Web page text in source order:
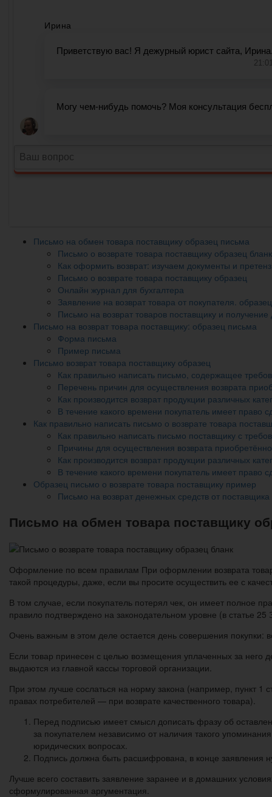
Письмо на обмен товара поставщику образец письма
Письмо о возврате товара поставщику образец бланк
Как оформить возврат: изучаем документы и
Письмо о возврате товара поставщику образец
Онлайн журнал для бухгалтера
Заявление на возврат товара от покупателя. образец
Письмо на возврат товаров поставщику и
Письмо на возврат товара поставщику: образец письма
Форма письма
Пример письма
Письмо возврат товара поставщику образец
Как правильно написать письмо, содержащее
Перечень причин для осуществления возврата
Как производится возврат продукции различных
В течение какого времени покупатель имеет право
Как правильно написать письмо о возврате товара
Как правильно написать письмо поставщику с
Причины для осуществления возврата
Как производится возврат продукции различных
В течение какого времени покупатель имеет право
Образец письмо о возврате товара поставщику пример
Письмо на возврат денежных средств от поставщика
Письмо на обмен товара поставщику
Оформление по всем правилам При оформлении возврата
такой процедуры, даже, если вы просите осуществить ее с
В том случае, если покупатель потерял чек, он имеет полное
правило подтверждено на законодательном уровне (в статье
Очень важным в этом деле остается день совершения покупки:
Если товар принесен с целью возмещения уплаченных за него
выдаются из главной кассы торговой организации.
При этом лучше сослаться на норму закона (например, пункт 1
правах потребителей — при возврате качественного товара).
Перед подписью имеет смысл дописать фразу об
за покупателем независимо от наличия такого
юридических вопросах.
Подпись должна быть расшифрована, в конце заявления
Лучше всего составить заявление заранее и в домашних
сформулированная аргументация.